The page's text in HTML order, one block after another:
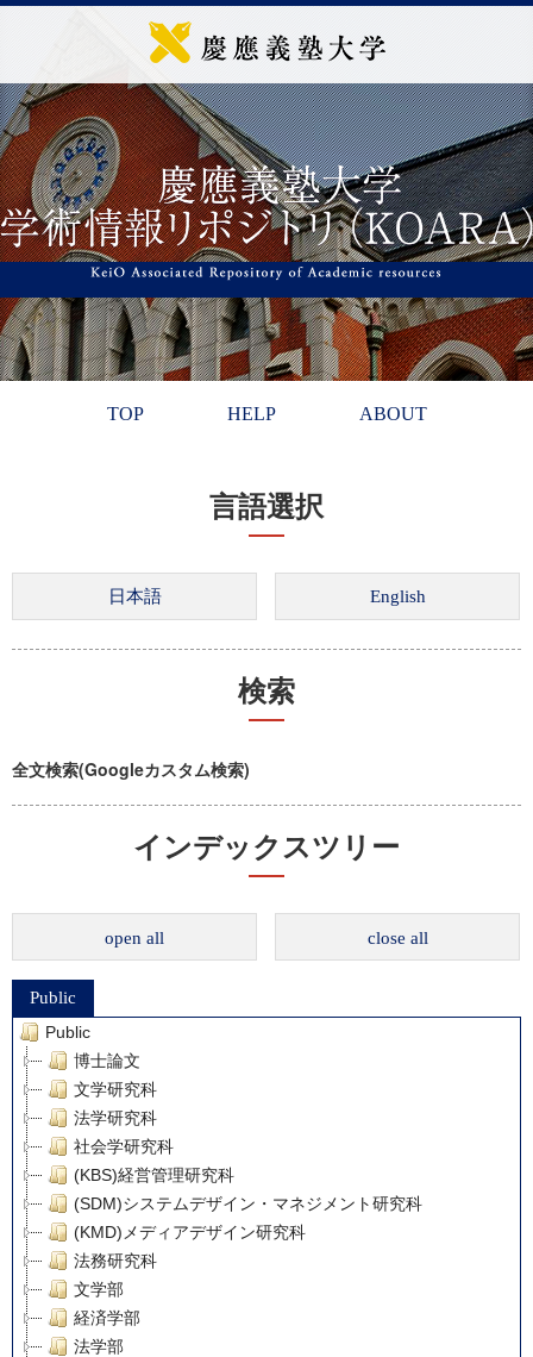
TOP HELP ABOUT
言語選択
検索
全文検索(Googleカスタム検索)
インデックスツリー
open all close all
Public
Public
博士論文
文学研究科
法学研究科
社会学研究科
(KBS)経営管理研究科
(SDM)システムデザイン・マネジメント研究科
(KMD)メディアデザイン研究科
法務研究科
文学部
経済学部
法学部